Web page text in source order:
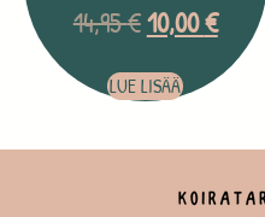
14,95€10,00€
LUE LISÄÄ